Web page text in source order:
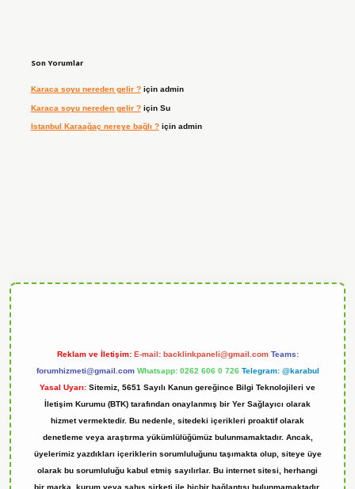
Son Yorumlar
Karaca soyu nereden gelir ?için admin
Karaca soyu nereden gelir ?için Su
Istanbul Karaağaç nereye bağlı ?için admin
Reklam ve İletişim: E-mail: backlinkpaneli@gmail.com Teams:
forumhizmeti@gmail.com Whatsapp: 0262 606 0 726 Telegram: @karabul
Yasal Uyarı: Sitemiz, 5651 Sayılı Kanun gereğince Bilgi Teknolojileri ve
İletişim Kurumu (BTK) tarafından onaylanmış bir Yer Sağlayıcı olarak
hizmet vermektedir. Bu nedenle, sitedeki içerikleri proaktif olarak
denetleme veya araştırma yükümlülüğümüz bulunmamaktadır. Ancak,
üyelerimiz yazdıkları içeriklerin sorumluluğunu taşımakta olup, siteye üye
olarak bu sorumluluğu kabul etmiş sayılırlar. Bu internet sitesi, herhangi
bir marka, kurum veya şahıs şirketi ile hiçbir bağlantısı bulunmamaktadır.